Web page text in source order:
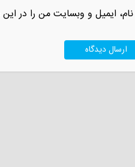
نام، ایمیل و وبسایت من را در